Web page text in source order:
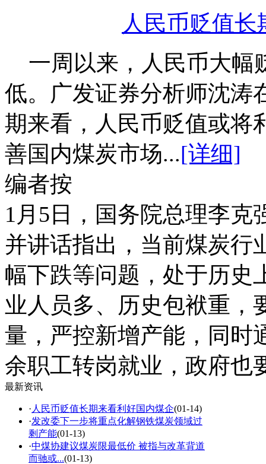
人民币贬值
一周以来，人民币大幅
低。广发证券分析师沈涛
期来看，人民币贬值或将
善国内煤炭市场...[详细]
编者按
1月5日，国务院总理李克
并讲话指出，当前煤炭行
幅下跌等问题，处于历史
业人员多、历史包袱重，
量，严控新增产能，同时
余职工转岗就业，政府也
最新资讯
· 人民币贬值长期来看利好国内煤企(01-14)
·发改委下一步将重点化解钢铁煤炭领域过
剩产能(01-13)
·中煤协建议煤炭限最低价 被指与改革背道
而驰或...(01-13)